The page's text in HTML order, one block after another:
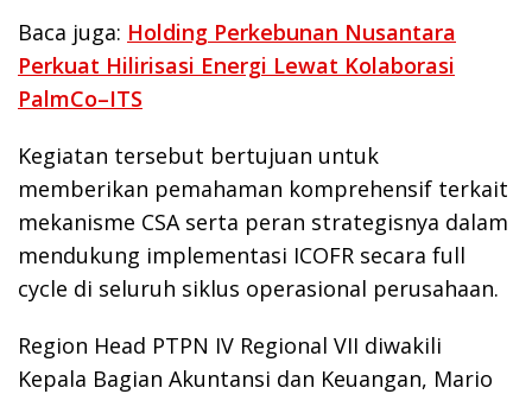
Baca juga: Holding Perkebunan Nusantara
Perkuat Hilirisasi Energi Lewat Kolaborasi
PalmCo–ITS
Kegiatan tersebut bertujuan untuk
memberikan pemahaman komprehensif terkait
mekanisme CSA serta peran strategisnya dalam
mendukung implementasi ICOFR secara full
cycle di seluruh siklus operasional perusahaan.
Region Head PTPN IV Regional VII diwakili
Kepala Bagian Akuntansi dan Keuangan, Mario